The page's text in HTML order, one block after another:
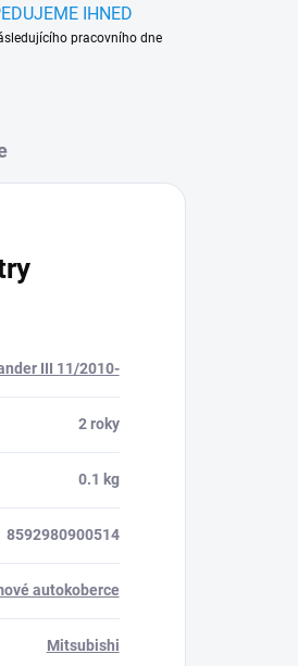
IHNED
pracovního dne
III 11/2010-
2 roky
0.1 kg
8592980900514
autokoberce
Mitsubishi